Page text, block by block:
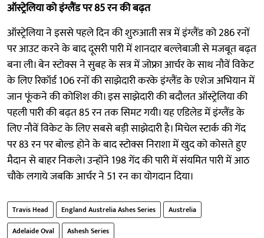
ऑस्ट्रेलिया को इंग्लैंड पर 85 रन की बढ़त
ऑस्ट्रेलिया ने इससे पहले दिन की शुरुआती सत्र में इंग्लैंड को 286 रनों
पर आउट करने के बाद दूसरी पारी में शानदार बल्लेबाजी से मजबूत बढ़त
बना ली। बेन स्टोक्स ने सुबह के सत्र में जोफ्रा आर्चर के साथ नौवें विकेट
के लिए रिकॉर्ड 106 रनों की साझेदारी करके इंग्लैंड के एशेज अभियान में
जान फूंकने की कोशिश की। इस साझेदारी की बदौलत ऑस्ट्रेलिया की
पहली पारी की बढ़त 85 रन तक सिमट गयी। यह एडिलेड में इंग्लैंड के
लिए नौवें विकेट के लिए सबसे बड़ी साझेदारी है। मिचेल स्टार्क की गेंद
पर 83 रन पर बोल्ड होने के बाद स्टोक्स निराशा में खुद को कोसते हुए
मैदान से बाहर निकले। उन्होंने 198 गेंद की पारी में संयमित पारी में आठ
चौके लगाये जबकि आर्चर ने 51 रन का योगदान दिया।
Travis Head England Austrelia Ashes Series
Austrelia
Adelaide Oval
Ashesh Series